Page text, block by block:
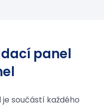
panel
součástí každého